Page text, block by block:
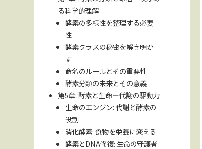
る科学的理解
酵素の多様性を整理する必要
性
酵素クラスの秘密を解き明か
す
命名のルールとその重要性
酵素分類の未来とその意義
第5章: 酵素と生命—代謝の駆動力
生命のエンジン: 代謝と酵素の
役割
消化酵素: 食物を栄養に変える
酵素とDNA修復: 生命の守護者